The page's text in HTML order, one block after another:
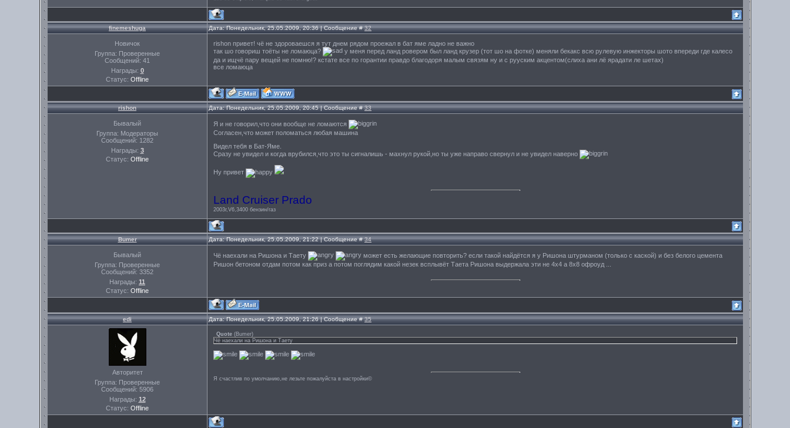
finemeshuga Дата: Понедельник, 25.05.2009, 20:36 | Сообщение #32
Новичок
Группа: Проверенные
Сообщений: 41
Награды: 0
Статус: Offline
rishon привет! чё не здороваешся я тут днем рядом проежал в бат яме ладно не важно
так шо говориш тоёты не ломаюца?
у меня перед ланд ровером был ланд крузер (тот шо на фотке) меняли бекакс всю рулевую инжекторы шото впереди где калесо
да и ищчё пару вещей не помню!? кстате все по горантии правдо благодоря малым связям ну и с рууским акцентом(слиха ани лё ярадати ле шетах)
все ломаюца
rishon Дата: Понедельник, 25.05.2009, 20:45 | Сообщение #33
Бывалый
Группа: Модераторы
Сообщений: 1282
Награды: 3
Статус: Offline
Я и не говорил,что они вообще не ломаются
Согласен,что может поломаться любая машина
Видел тебя в Бат-Яме.
Сразу не увидел и когда врубился,что это ты сигналишь - махнул рукой,но ты уже направо свернул и не увидел наверно
Ну привет
Land Cruiser Prado
2003г,V6,3400 бензин/газ
Bumer Дата: Понедельник, 25.05.2009, 21:22 | Сообщение #34
Бывалый
Группа: Проверенные
Сообщений: 3352
Награды: 11
Статус: Offline
Чё наехали на Ришона и Таету
может есть желающие повторить? если такой найдётся я у Ришона штурманом (только с каской) и без белого цемента
Ришон бетоном отдам потом как приз а потом поглядим какой незек всплывёт Таета Ришона выдержала эти не 4х4 а 8х8 офроуд ...
edi Дата: Понедельник, 25.05.2009, 21:26 | Сообщение #35
Авторитет
Группа: Проверенные
Сообщений: 5906
Награды: 12
Статус: Offline
Quote (Bumer)
Чё наехали на Ришона и Таету
Я счастлив по умолчанию,не лезьте пожалуйста в настройки©